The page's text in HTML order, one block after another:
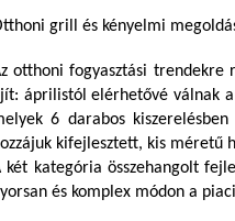
grill és kényelmi
otthoni fogyasztási trendekre
áprilistól elérhetővé válnak a
6 darabos
kifejlesztett, kis méretű
két kategória összehangolt
és komplex módon a